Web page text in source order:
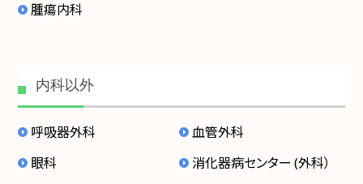
腫瘍内科
内科以外
呼吸器外科
血管外科
眼科
消化器病センター (外科）